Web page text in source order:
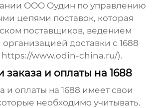
ООО Оудин по управлению
цепями поставок, которая
поставщиков, ведением
организацией доставки с1688
https://www.odin-china.ru/).
заказа и оплаты на 1688
и оплаты на1688 имеет свои
необходимо учитывать.